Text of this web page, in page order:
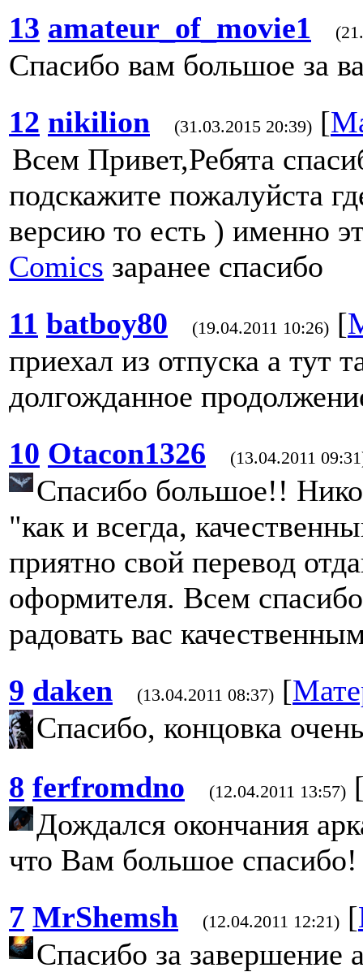
13 amateur_of_movie1
Спасибо вам большое за
12 nikilion (31.03.2015 20:39) [
Всем Привет,Ребята
подскажите пожалуйста
версию то есть ) именно
Comics заранее спасибо
11 batboy80 (19.04.2011 10:26) [
приехал из отпуска а тут
долгожданное
10 Otacon1326 (13.04.2011
Спасибо большое!!
"как и всегда,
приятно свой перевод
оформителя. Всем
радовать вас
9 daken (13.04.2011 08:37) [
Спасибо, концовка
8 ferfromdno (12.04.2011 13:57)
Дождался окончания
что Вам большое спасибо!
7 MrShemsh (12.04.2011 12:21) [
Спасибо за завершение